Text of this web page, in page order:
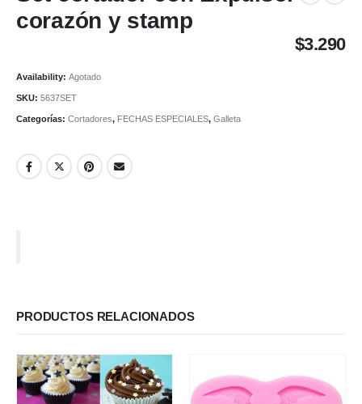
corazón y stamp
$3.290
Availability: Agotado
SKU: 5637SET
Categorías: Cortadores, FECHAS ESPECIALES, Galleta
PRODUCTOS RELACIONADOS